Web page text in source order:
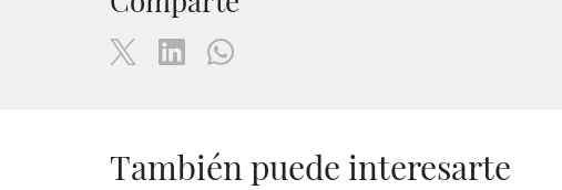
También puede interesarte